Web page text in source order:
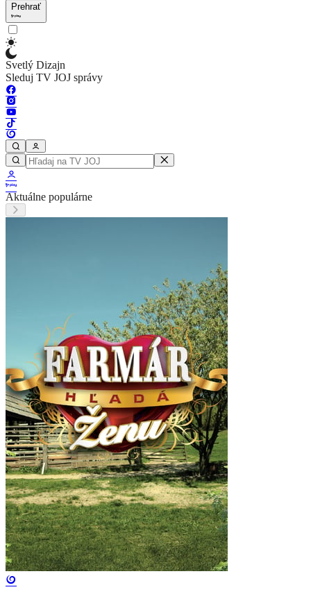
Prehrať
Svetlý Dizajn
Sleduj TV JOJ správy
Aktuálne populárne